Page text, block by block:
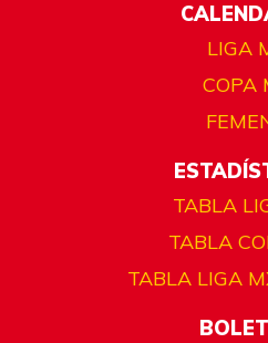
LIGA
COPA
TABLA
TABLA
TABLA LIGA